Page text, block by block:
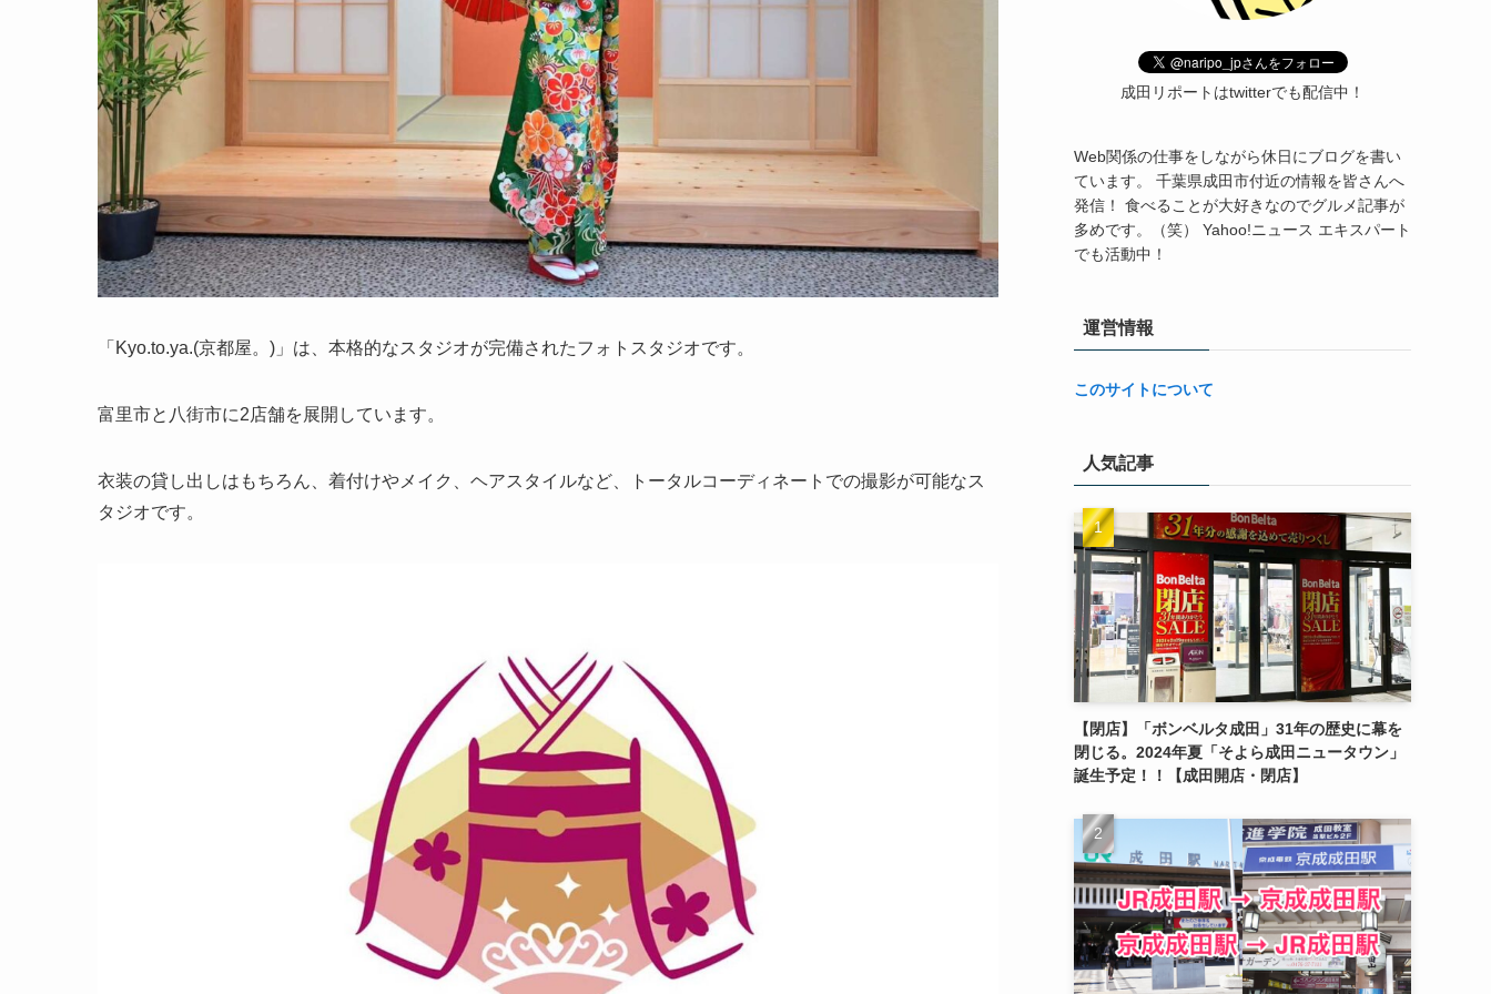
「Kyo.to.ya.(京都屋。)」は、本格的なスタジオが完備されたフォトスタジオです。
富里市と八街市に2店舗を展開しています。
衣装の貸し出しはもちろん、着付けやメイク、ヘアスタイルなど、トータルコーディネートでの撮影が可能なス
タジオです。
成田リポートはtwitterでも配信中！
Web関係の仕事をしながら休日にブログを書い
ています。 千葉県成田市付近の情報を皆さんへ
発信！ 食べることが大好きなのでグルメ記事が
多めです。（笑） Yahoo!ニュース エキスパート
でも活動中！
運営情報
このサイトについて
人気記事
【閉店】「ボンベルタ成田」31年の歴史に幕を
閉じる。2024年夏「そよら成田ニュータウン」
誕生予定！！【成田開店・閉店】